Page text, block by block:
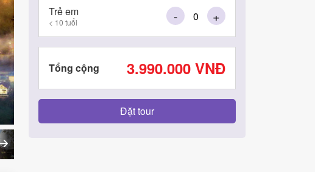
Trẻ em
< 10 tuổi - +
Tổng cộng 3.990.000 VNĐ